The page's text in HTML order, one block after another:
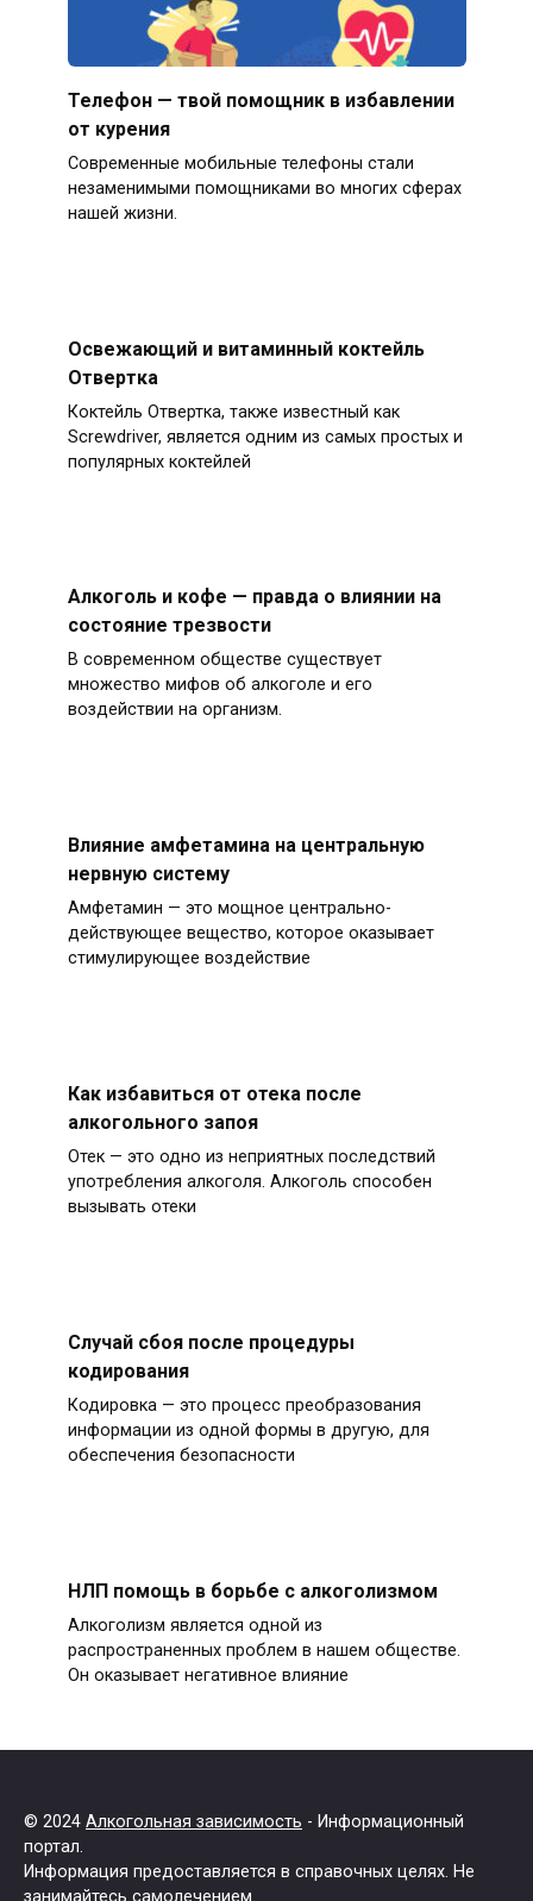
Телефон — твой помощник в избавлении
от курения
Современные мобильные телефоны стали
незаменимыми помощниками во многих сферах
нашей жизни.
Освежающий и витаминный коктейль
Отвертка
Коктейль Отвертка, также известный как
Screwdriver, является одним из самых простых и
популярных коктейлей
Алкоголь и кофе — правда о влиянии на
состояние трезвости
В современном обществе существует
множество мифов об алкоголе и его
воздействии на организм.
Влияние амфетамина на центральную
нервную систему
Амфетамин — это мощное центрально-
действующее вещество, которое оказывает
стимулирующее воздействие
Как избавиться от отека после
алкогольного запоя
Отек — это одно из неприятных последствий
употребления алкоголя. Алкоголь способен
вызывать отеки
Случай сбоя после процедуры
кодирования
Кодировка — это процесс преобразования
информации из одной формы в другую, для
обеспечения безопасности
НЛП помощь в борьбе с алкоголизмом
Алкоголизм является одной из
распространенных проблем в нашем обществе.
Он оказывает негативное влияние
© 2024 Алкогольная зависимость - Информационный
портал.
Информация предоставляется в справочных целях. Не
занимайтесь самолечением.